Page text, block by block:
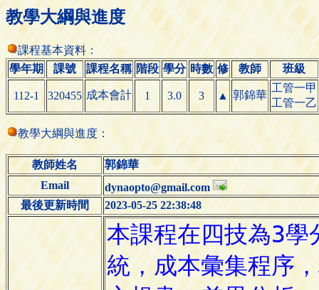
教學大綱與進度
課程基本資料：
學年期
課號 課程名稱 階段 學分 時數 修 教師 班級
112-1 320455 成本會計 1 3.0 3 ▲ 郭錦華
工管一甲
工管一乙
教學大綱與進度：
教師姓名
郭錦華
Email
dynaopto@gmail.com
最後更新時間
2023-05-25 22:38:48